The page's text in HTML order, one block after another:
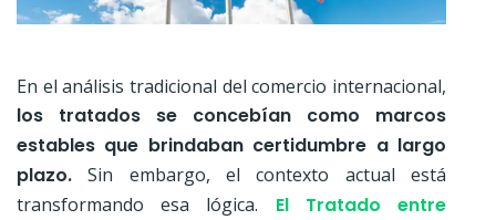
En el análisis tradicional del comercio internacional,
los tratados se concebían como marcos
estables que brindaban certidumbre a largo
plazo. Sin embargo, el contexto actual está
transformando esa lógica. El Tratado entre